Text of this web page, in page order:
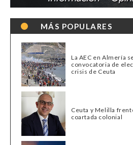
MÁS POPULARES
La AEC en Almería
convocatoria de
crisis de Ceuta
Ceuta y Melilla
coartada colonial